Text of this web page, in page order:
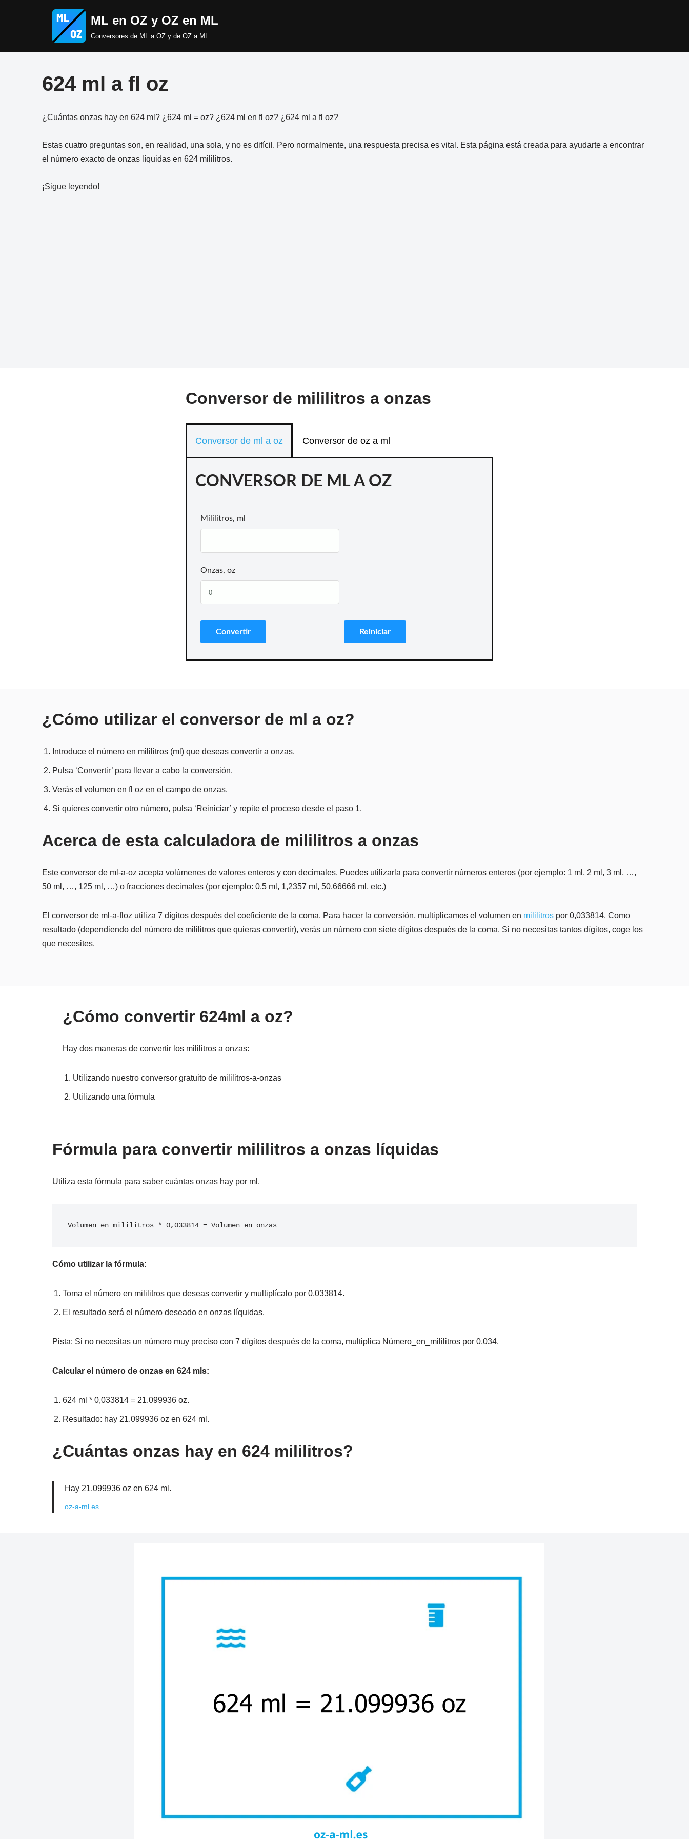
ML en OZ y OZ en ML
Conversores de ML a OZ y de OZ a ML
624 ml a fl oz
¿Cuántas onzas hay en 624 ml? ¿624 ml = oz? ¿624 ml en fl oz? ¿624 ml a fl oz?
Estas cuatro preguntas son, en realidad, una sola, y no es difícil. Pero normalmente, una respuesta precisa es vital. Esta página está creada para ayudarte a encontrar
el número exacto de onzas líquidas en 624 mililitros.
¡Sigue leyendo!
Conversor de mililitros a onzas
Conversor de ml a oz Conversor de oz a ml
CONVERSOR DE ML A OZ
Mililitros, ml
Onzas, oz
¿Cómo utilizar el conversor de ml a oz?
Introduce el número en mililitros (ml) que deseas convertir a onzas.
Pulsa ‘Convertir’ para llevar a cabo la conversión.
Verás el volumen en fl oz en el campo de onzas.
Si quieres convertir otro número, pulsa ‘Reiniciar’ y repite el proceso desde el paso 1.
Acerca de esta calculadora de mililitros a onzas
Este conversor de ml-a-oz acepta volúmenes de valores enteros y con decimales. Puedes utilizarla para convertir números enteros (por ejemplo: 1 ml, 2 ml, 3 ml, …,
50 ml, …, 125 ml, …) o fracciones decimales (por ejemplo: 0,5 ml, 1,2357 ml, 50,66666 ml, etc.)
El conversor de ml-a-floz utiliza 7 dígitos después del coeficiente de la coma. Para hacer la conversión, multiplicamos el volumen en mililitros por 0,033814. Como
resultado (dependiendo del número de mililitros que quieras convertir), verás un número con siete dígitos después de la coma. Si no necesitas tantos dígitos, coge los
que necesites.
¿Cómo convertir 624ml a oz?
Hay dos maneras de convertir los mililitros a onzas:
Utilizando nuestro conversor gratuito de mililitros-a-onzas
Utilizando una fórmula
Fórmula para convertir mililitros a onzas líquidas
Utiliza esta fórmula para saber cuántas onzas hay por ml.
Volumen_en_mililitros * 0,033814 = Volumen_en_onzas
Cómo utilizar la fórmula:
Toma el número en mililitros que deseas convertir y multiplícalo por 0,033814.
El resultado será el número deseado en onzas líquidas.
Pista: Si no necesitas un número muy preciso con 7 dígitos después de la coma, multiplica Número_en_mililitros por 0,034.
Calcular el número de onzas en 624 mls:
624 ml * 0,033814 = 21.099936 oz.
Resultado: hay 21.099936 oz en 624 ml.
¿Cuántas onzas hay en 624 mililitros?
Hay 21.099936 oz en 624 ml.
oz-a-ml.es